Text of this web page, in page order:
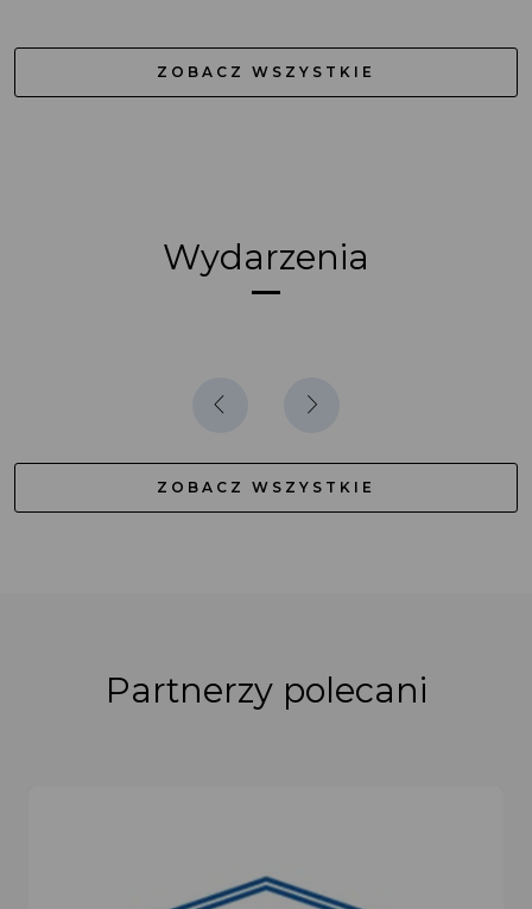
ZOBACZ WSZYSTKIE
Wydarzenia
ZOBACZ WSZYSTKIE
Partnerzy polecani